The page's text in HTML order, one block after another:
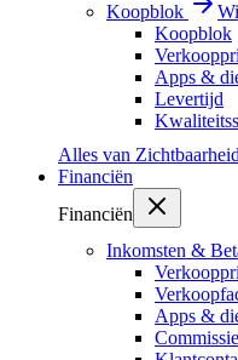
Koopblok
Koopblok
Apps &
Levertijd
Alles van Zichtbaarheid
Financiën
Financiën
Inkomsten &
Apps &
Commissie